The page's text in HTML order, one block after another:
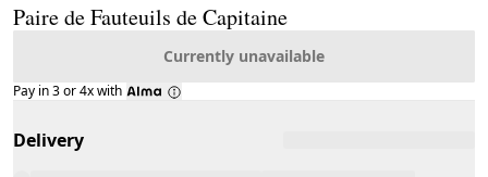
Paire de Fauteuils de Capitaine
Currently unavailable
Pay in 3 or 4x with
Delivery